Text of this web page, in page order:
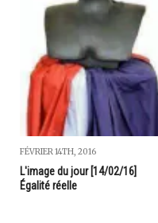
FÉVRIER 14TH, 2016
L'image du jour [14/02/16]
Égalité réelle